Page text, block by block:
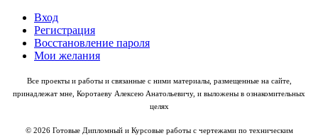
Вход
Регистрация
Восстановление пароля
Мои желания
Все проекты и работы и связанные с ними материалы, размещенные на сайте,
принадлежат мне, Коротаеву Алексею Анатольевичу, и выложены в ознакомительных
целях
© 2026 Готовые Дипломный и Курсовые работы с чертежами по техническим